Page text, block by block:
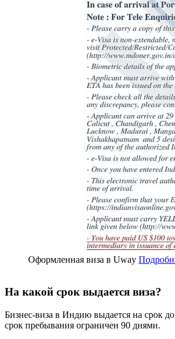
Оформленная виза в Uway
На какой срок выдается виза?
Бизнес-виза в Индию выдается на срок
срок пребывания ограничен 90 днями.